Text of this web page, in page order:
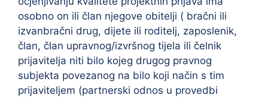
osobno on ili član njegove obitelji ( bračni ili
izvanbračni drug, dijete ili roditelj, zaposlenik,
član, član upravnog/izvršnog tijela ili čelnik
prijavitelja niti bilo kojeg drugog pravnog
subjekta povezanog na bilo koji način s tim
prijaviteljem (partnerski odnos u provedbi